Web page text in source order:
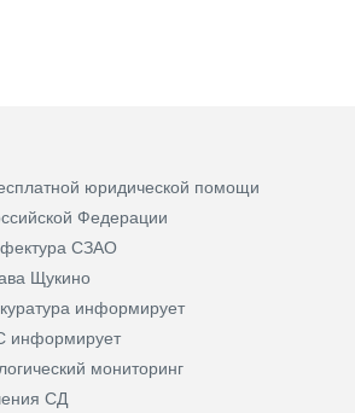
юридической помощи
Федерации
СЗАО
Щукино
информирует
информирует
мониторинг
СД